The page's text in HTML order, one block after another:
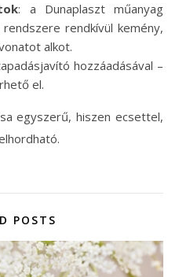
: a Dunaplaszt műanyag
rendkívül kemény,
alkot.
hozzáadásával –
el.
egyszerű, hiszen ecsettel,
POSTS